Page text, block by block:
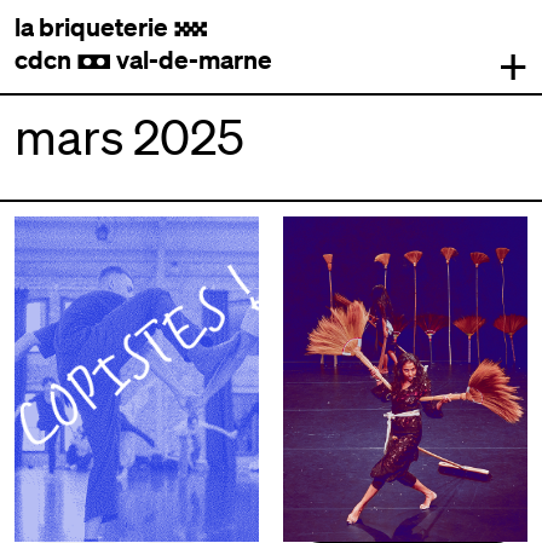
la briqueterie .
cdcn , val-de-marne
+
mars 2025